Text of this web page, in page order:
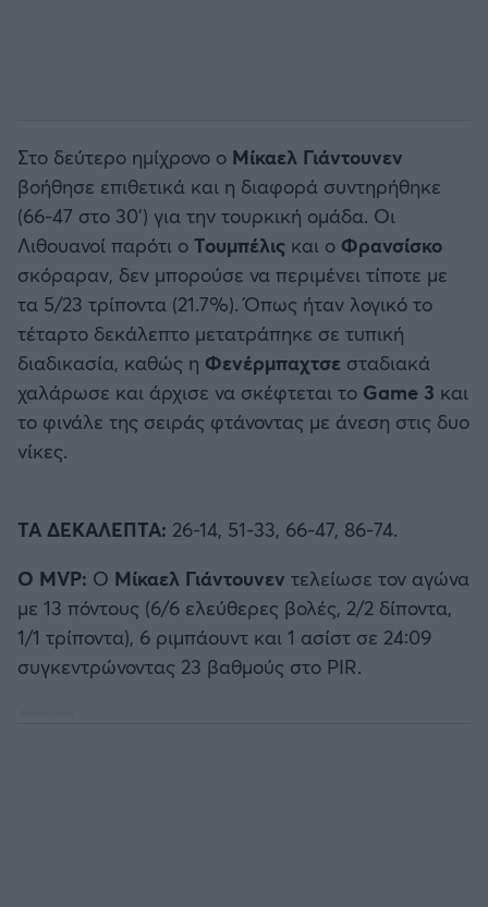
Στο δεύτερο ημίχρονο ο Μίκαελ Γιάντουνεν
βοήθησε επιθετικά και η διαφορά συντηρήθηκε
(66-47 στο 30’) για την τουρκική ομάδα. Οι
Λιθουανοί παρότι ο Τουμπέλις και ο Φρανσίσκο
σκόραραν, δεν μπορούσε να περιμένει τίποτε με
τα 5/23 τρίποντα (21.7%). Όπως ήταν λογικό το
τέταρτο δεκάλεπτο μετατράπηκε σε τυπική
διαδικασία, καθώς η Φενέρμπαχτσε σταδιακά
χαλάρωσε και άρχισε να σκέφτεται το Game 3 και
το φινάλε της σειράς φτάνοντας με άνεση στις δυο
νίκες.
ΤΑ ΔΕΚΑΛΕΠΤΑ: 26-14, 51-33, 66-47, 86-74.
Ο MVP: Ο Μίκαελ Γιάντουνεν τελείωσε τον αγώνα
με 13 πόντους (6/6 ελεύθερες βολές, 2/2 δίποντα,
1/1 τρίποντα), 6 ριμπάουντ και 1 ασίστ σε 24:09
συγκεντρώνοντας 23 βαθμούς στο PIR.